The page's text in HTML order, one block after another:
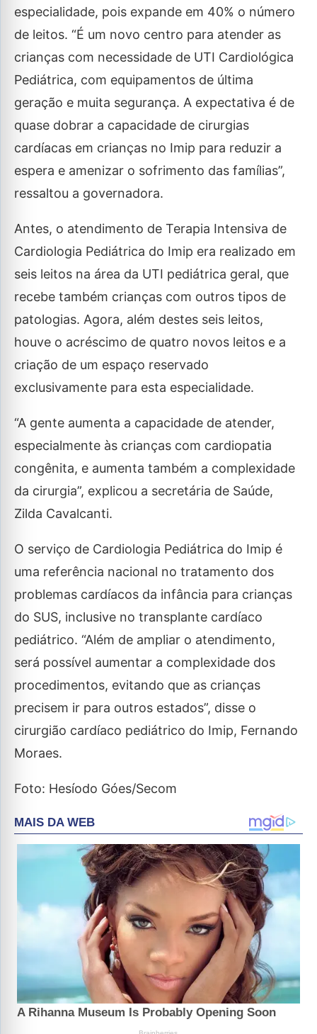
especialidade, pois expande em 40% o número
de leitos. “É um novo centro para atender as
crianças com necessidade de UTI Cardiológica
Pediátrica, com equipamentos de última
geração e muita segurança. A expectativa é de
quase dobrar a capacidade de cirurgias
cardíacas em crianças no Imip para reduzir a
espera e amenizar o sofrimento das famílias”,
ressaltou a governadora.
Antes, o atendimento de Terapia Intensiva de
Cardiologia Pediátrica do Imip era realizado em
seis leitos na área da UTI pediátrica geral, que
recebe também crianças com outros tipos de
patologias. Agora, além destes seis leitos,
houve o acréscimo de quatro novos leitos e a
criação de um espaço reservado
exclusivamente para esta especialidade.
“A gente aumenta a capacidade de atender,
especialmente às crianças com cardiopatia
congênita, e aumenta também a complexidade
da cirurgia”, explicou a secretária de Saúde,
Zilda Cavalcanti.
O serviço de Cardiologia Pediátrica do Imip é
uma referência nacional no tratamento dos
problemas cardíacos da infância para crianças
do SUS, inclusive no transplante cardíaco
pediátrico. “Além de ampliar o atendimento,
será possível aumentar a complexidade dos
procedimentos, evitando que as crianças
precisem ir para outros estados”, disse o
cirurgião cardíaco pediátrico do Imip, Fernando
Moraes.
Foto: Hesíodo Góes/Secom